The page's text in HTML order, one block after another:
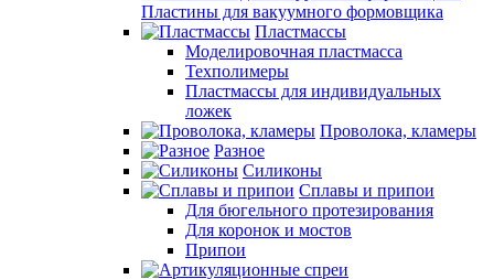
Пластины для вакуумного формовщика
Пластмассы
Моделировочная пластмасса
Техполимеры
Пластмассы для индивидуальных
ложек
Проволока, кламеры
Разное
Силиконы
Сплавы и припои
Для бюгельного протезирования
Для коронок и мостов
Припои